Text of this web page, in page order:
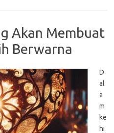
Akan Membuat
Berwarna
D
al
a
m
ke
hi